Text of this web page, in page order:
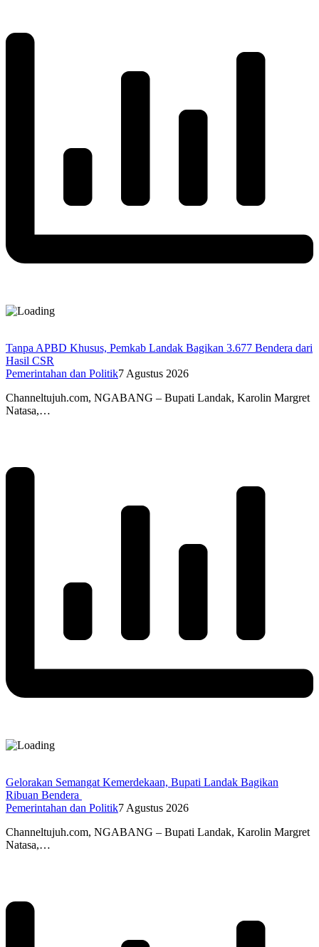
Tanpa APBD Khusus, Pemkab Landak Bagikan 3.677 Bendera dari
Hasil CSR
Pemerintahan dan Politik7 Agustus 2026
Channeltujuh.com, NGABANG – Bupati Landak, Karolin Margret
Natasa,…
Gelorakan Semangat Kemerdekaan, Bupati Landak Bagikan
Ribuan Bendera
Pemerintahan dan Politik7 Agustus 2026
Channeltujuh.com, NGABANG – Bupati Landak, Karolin Margret
Natasa,…